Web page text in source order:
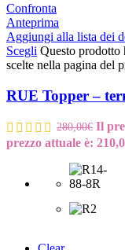
Confronta
Anteprima
Aggiungi alla lista dei
Scegli Questo prodotto
scelte nella pagina del
RUE Topper –
280,00€ Il
prezzo attuale è: